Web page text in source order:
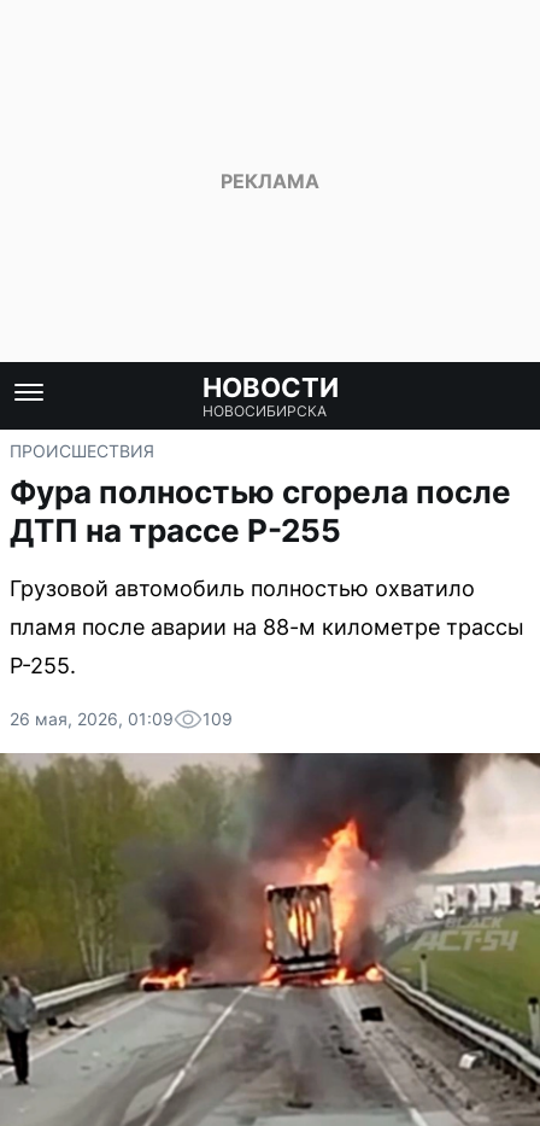
НОВОСТИ
НОВОСИБИРСКА
ПРОИСШЕСТВИЯ
Фура полностью сгорела после
ДТП на трассе Р-255
Грузовой автомобиль полностью охватило
пламя после аварии на 88-м километре трассы
Р-255.
26 мая, 2026, 01:09 109